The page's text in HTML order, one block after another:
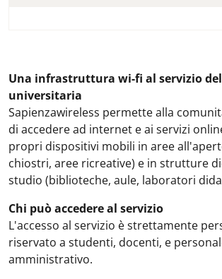
Una infrastruttura wi-fi al servizio
universitaria
Sapienzawireless permette alla
di accedere ad internet e ai servizi
propri dispositivi mobili in aree
chiostri, aree ricreative) e in strutture
studio (biblioteche, aule, laboratori
Chi può accedere al servizio
L'accesso al servizio è strettamente
riservato a studenti, docenti, e
amministrativo.